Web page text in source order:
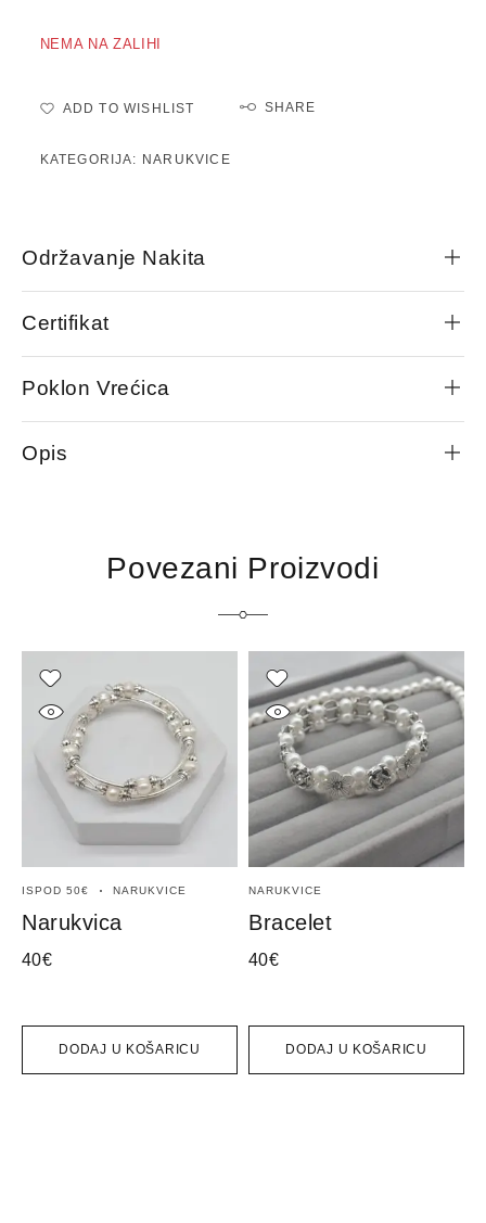
NEMA NA ZALIHI
ADD TO WISHLIST SHARE
KATEGORIJA: NARUKVICE
Održavanje Nakita
Certifikat
Poklon Vrećica
Opis
Povezani Proizvodi
DODAJ U KOŠARICU
ISPOD 50€ NARUKVICE
Narukvica
40€
DODAJ U KOŠARICU
NARUKVICE
Bracelet
40€